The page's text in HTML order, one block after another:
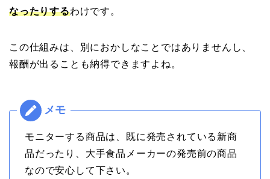
なったりするわけです。
この仕組みは、別におかしなことではありませんし、
報酬が出ることも納得できますよね。
モニターする商品は、既に発売されている新商
品だったり、大手食品メーカーの発売前の商品
なので安心して下さい。